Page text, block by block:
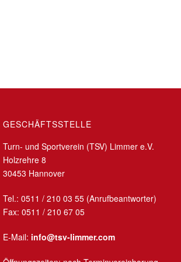
GESCHÄFTSSTELLE
Turn- und Sportverein (TSV) Limmer e.V.
Holzrehre 8
30453 Hannover
Tel.: 0511 / 210 03 55 (Anrufbeantworter)
Fax: 0511 / 210 67 05
E-Mail: info@tsv-limmer.com